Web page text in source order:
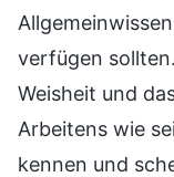
verfügen
Weisheit und
Arbeitens wie
kennen und